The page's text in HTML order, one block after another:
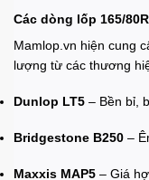
Các dòng lốp 165/
Mamlop.vn hiện cung
lượng từ các thương
Dunlop LT5 – Bền bỉ,
Bridgestone B250 –
Maxxis MAP5 – Giá